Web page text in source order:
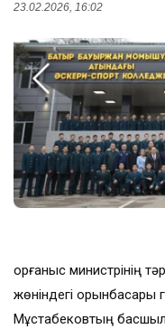
23.02.2026, 16:02
Қорғаныс министрінің
жөніндегі орынбасары
Мұстабековтың